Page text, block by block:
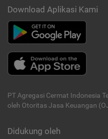
Download Aplikasi Kami
PT Agregasi Cermat Indonesia
oleh Otoritas Jasa Keuangan
Didukung oleh